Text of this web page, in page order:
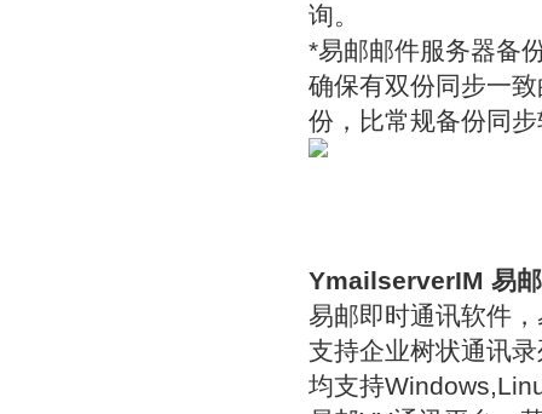
询。
*易邮邮件服务器备
确保有双份同步一
份，比常规备份同
YmailserverIM 易
易邮即时通讯软件
支持企业树状通讯
均支持